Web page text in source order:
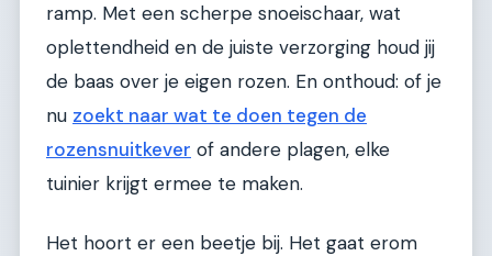
ramp. Met een scherpe snoeischaar, wat
oplettendheid en de juiste verzorging houd jij
de baas over je eigen rozen. En onthoud: of je
nu zoekt naar wat te doen tegen de
rozensnuitkever of andere plagen, elke
tuinier krijgt ermee te maken.
Het hoort er een beetje bij. Het gaat erom